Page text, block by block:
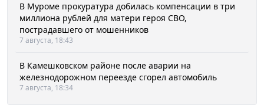
В Муроме прокуратура добилась компенсации в три
миллиона рублей для матери героя СВО,
пострадавшего от мошенников
7 августа, 18:43
В Камешковском районе после аварии на
железнодорожном переезде сгорел автомобиль
7 августа, 18:34